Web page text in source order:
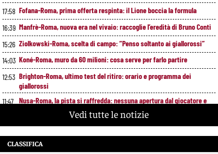
17:58 Fofana-Roma, prima offerta respinta: il Lione boccia la formula
16:39 Manfrè-Roma, nuova era nel vivaio: raccoglie l’eredità di Bruno Conti
15:26 Ziolkowski-Roma, scelta di campo: “Penso soltanto ai giallorossi”
14:03 Koné-Roma, muro da 60 milioni: cosa serve per farlo partire
12:53 Brighton-Roma, ultimo test del ritiro: orario e programma dei
giallorossi
11:47 Nusa-Roma, la pista si raffredda: nessuna apertura dal giocatore e
10:41 Alberto De Rossi nuovo presidente dell’Ostiamare: riparte dal club del
figlio Daniele
9:29
Pellegrini resta alla Roma: rinnovo di un anno e ingaggio dimezzato
Vedi tutte le notizie
CLASSIFICA